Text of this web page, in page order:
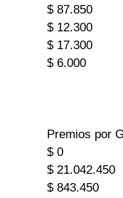
$ 87.850
$ 12.300
$ 17.300
$ 6.000
Premios por
$ 0
$ 21.042.450
$ 843.450